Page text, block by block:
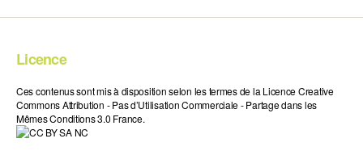
Licence
Ces contenus sont mis à disposition selon les termes de la Licence Creative
Commons Attribution - Pas d’Utilisation Commerciale - Partage dans les
Mêmes Conditions 3.0 France.